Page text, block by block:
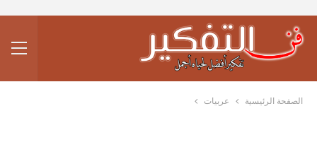
الصفحة الرئيسية عربيات